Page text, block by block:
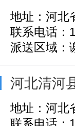
地址：河北
联系电话：
派送区域：
河北清河
地址：河北